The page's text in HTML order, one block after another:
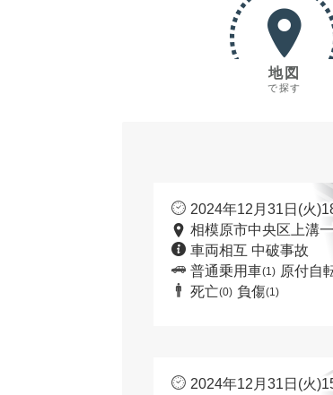
地図
で探す
2024年12月31日(火
相模原市中央区上溝
車両相互 中破事故
普通乗用車(1) 原付自
死亡(0) 負傷(1)
2024年12月31日(火